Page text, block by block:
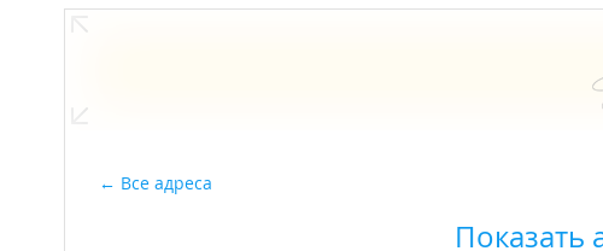
Все адреса
Показать